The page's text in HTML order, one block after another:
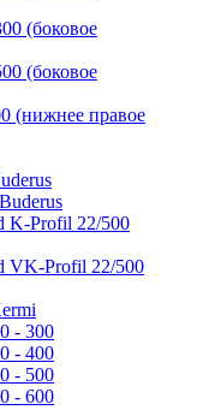
(боковое
(боковое
(нижнее правое
K-Profil 22/500
VK-Profil 22/500
- 300
- 400
- 500
- 600